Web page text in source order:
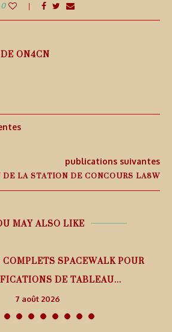
0
ON4CN
publications suivantes
LA STATION DE CONCOURS LA8W
MAY ALSO LIKE
SPACEWALK POUR
DE TABLEAU...
7 août 2026